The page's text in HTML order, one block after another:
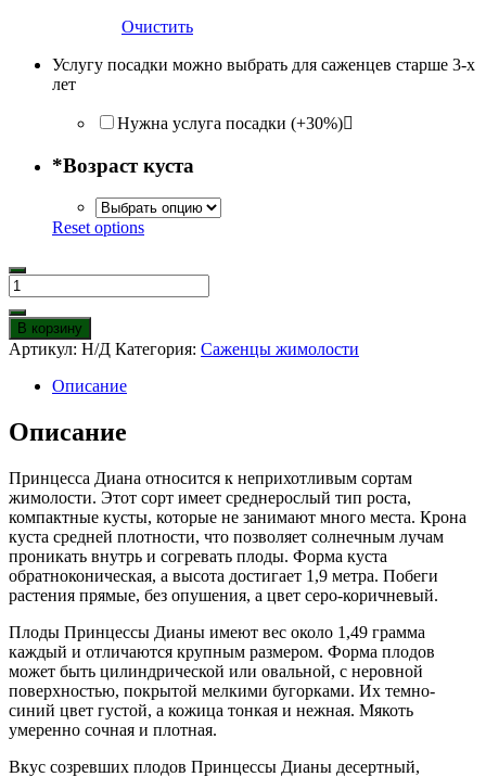
Очистить
Услугу посадки можно выбрать для саженцев старше 3-х
лет
Нужна услуга посадки (+30%)
*Возраст куста
Reset options
Количество
товара
Жимолость
Принцесса
Диана
В корзину
Артикул: Н/Д Категория: Саженцы жимолости
Описание
Описание
Принцесса Диана относится к неприхотливым сортам
жимолости. Этот сорт имеет среднерослый тип роста,
компактные кусты, которые не занимают много места. Крона
куста средней плотности, что позволяет солнечным лучам
проникать внутрь и согревать плоды. Форма куста
обратноконическая, а высота достигает 1,9 метра. Побеги
растения прямые, без опушения, а цвет серо-коричневый.
Плоды Принцессы Дианы имеют вес около 1,49 грамма
каждый и отличаются крупным размером. Форма плодов
может быть цилиндрической или овальной, с неровной
поверхностью, покрытой мелкими бугорками. Их темно-
синий цвет густой, а кожица тонкая и нежная. Мякоть
умеренно сочная и плотная.
Вкус созревших плодов Принцессы Дианы десертный,